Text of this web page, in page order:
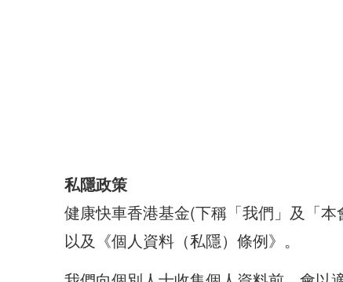
私隱政策
健康快車香港基金(下稱「我們」及「
以及《個人資料（私隱）條例》。